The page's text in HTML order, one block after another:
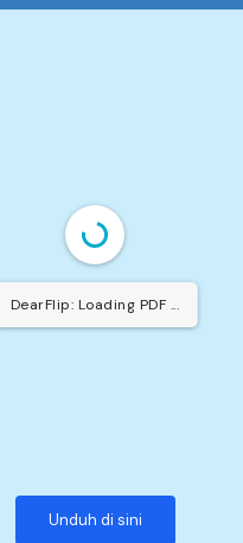
DearFlip: Loading PDF 48% ...
Unduh di sini